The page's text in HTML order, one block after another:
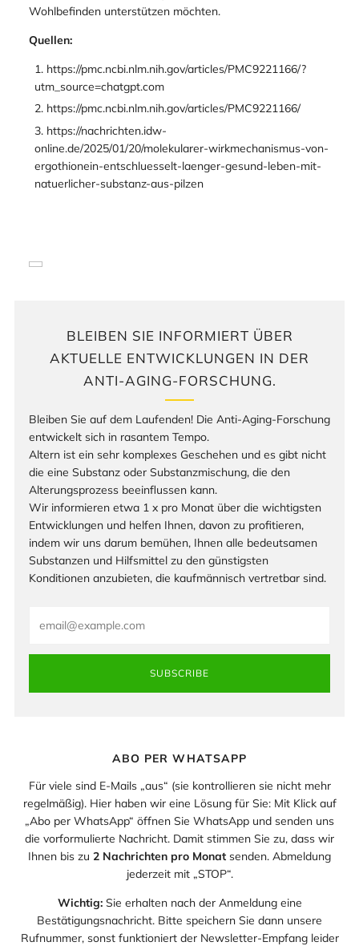
Wohlbefinden unterstützen möchten.
Quellen:
https://pmc.ncbi.nlm.nih.gov/articles/PMC9221166/?
utm_source=chatgpt.com
https://pmc.ncbi.nlm.nih.gov/articles/PMC9221166/
https://nachrichten.idw-
online.de/2025/01/20/molekularer-wirkmechanismus-von-
ergothionein-entschluesselt-laenger-gesund-leben-mit-
natuerlicher-substanz-aus-pilzen
BLEIBEN SIE INFORMIERT ÜBER
AKTUELLE ENTWICKLUNGEN IN DER
ANTI-AGING-FORSCHUNG.
Bleiben Sie auf dem Laufenden! Die Anti-Aging-Forschung
entwickelt sich in rasantem Tempo.
Altern ist ein sehr komplexes Geschehen und es gibt nicht
die eine Substanz oder Substanzmischung, die den
Alterungsprozess beeinflussen kann.
Wir informieren etwa 1 x pro Monat über die wichtigsten
Entwicklungen und helfen Ihnen, davon zu profitieren,
indem wir uns darum bemühen, Ihnen alle bedeutsamen
Substanzen und Hilfsmittel zu den günstigsten
Konditionen anzubieten, die kaufmännisch vertretbar sind.
SUBSCRIBE
ABO PER WHATSAPP
Für viele sind E-Mails „aus“ (sie kontrollieren sie nicht mehr
regelmäßig). Hier haben wir eine Lösung für Sie: Mit Klick auf
„Abo per WhatsApp“ öffnen Sie WhatsApp und senden uns
die vorformulierte Nachricht. Damit stimmen Sie zu, dass wir
Ihnen bis zu 2 Nachrichten pro Monat senden. Abmeldung
jederzeit mit „STOP“.
Wichtig:Sie erhalten nach der Anmeldung eine
Bestätigungsnachricht. Bitte speichern Sie dann unsere
Rufnummer, sonst funktioniert der Newsletter-Empfang leider